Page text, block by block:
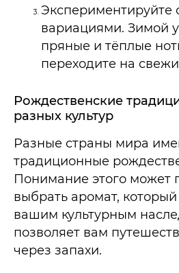
Экспериментируйте
вариациями. Зимой
пряные и тёплые
переходите на
Рождественские
разных культур
Разные страны мира
традиционные
Понимание этого может
выбрать аромат,
вашим культурным
позволяет вам
через запахи.